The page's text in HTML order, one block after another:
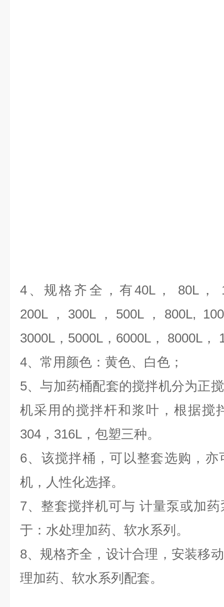
4、规格齐全，有40L， 80L，
200L，300L，500L，800L,
3000L，5000L，6000L， 8000L，
4、常用颜色：黄色、白色；
5、与加药桶配套的搅拌机分为正
机采用的搅拌杆和浆叶，根据搅
304，316L，包塑三种。
6、该搅拌桶，可以整套选购，
机，人性化选择。
7、整套搅拌机可与 计量泵或加
于：水处理加药、软水系列。
8、规格齐全，设计合理，安装移
理加药、软水系列配套。